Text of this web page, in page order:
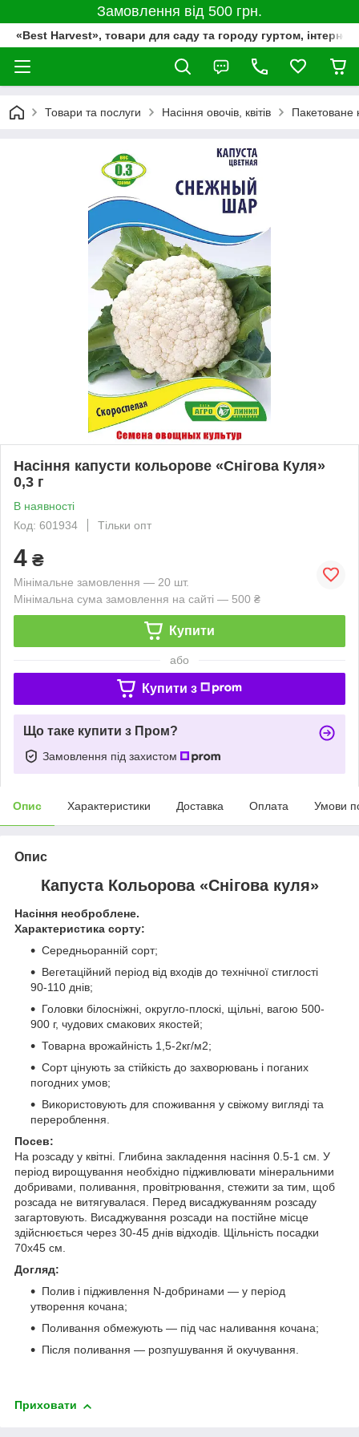
Замовлення від 500 грн.
«Best Harvest», товари для саду та городу гуртом,
Товари та послуги Насіння овочів, квітів Пакетоване
Насіння капусти кольорове «Снігова Куля»
0,3 г
В наявності
Код: 601934
Тільки опт
4 ₴
Мінімальне замовлення — 20 шт.
Мінімальна сума замовлення на сайті — 500 ₴
Купити
або
Купити з
Що таке купити з Пром?
Замовлення під захистом
Опис Характеристики Доставка Оплата Умови
Опис
Капуста Кольорова «Снігова куля»
Насіння необроблене.
Характеристика сорту:
Середньоранній сорт;
Вегетаційний період від входів до технічної стиглості
90-110 днів;
Головки білосніжні, округло-плоскі, щільні, вагою 500-
900 г, чудових смакових якостей;
Товарна врожайність 1,5-2кг/м2;
Сорт цінують за стійкість до захворювань і поганих
погодних умов;
Використовують для споживання у свіжому вигляді та
перероблення.
Посев:
На розсаду у квітні. Глибина закладення насіння 0.5-1 см. У
період вирощування необхідно підживлювати мінеральними
добривами, поливання, провітрювання, стежити за тим, щоб
розсада не витягувалася. Перед висаджуванням розсаду
загартовують. Висаджування розсади на постійне місце
здійснюється через 30-45 днів відходів. Щільність посадки
70x45 см.
Догляд:
Полив і підживлення N-добринами — у період
утворення кочана;
Поливання обмежують — під час наливання кочана;
Після поливання — розпушування й окучування.
Приховати